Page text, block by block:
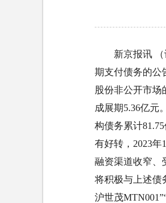
新京报讯
期支付债务的公
股份非公开市场
成展期5.36亿元
构债务累计
有好转，2023年
融资渠道收窄、
将积极与上述债
沪世茂